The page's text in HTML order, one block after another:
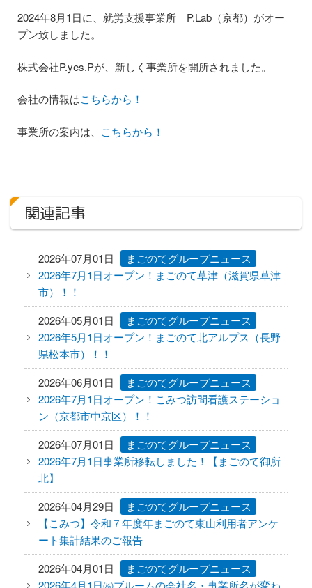
訪問介護のサービス提供までの流れ
訪問看護
訪問看護のサービス提供までの流れ
通所介護(デイサービス)
ケアプラン作成までの流れ
介護タクシー
まごのてグループが目指すもの
まごのてFCで夢を叶える
開業までの流れ
フランチャイズ募集要項
ニュース
FC加盟店様向け資料
お問い合わせ
2024年8月1日に、就労支援事業所 P.Lab（京都）がオー
プン致しました。
株式会社P.yes.Pが、新しく事業所を開所されました。
会社の情報はこちらから！
事業所の案内は、 こちらから！
関連記事
2026年07月01日
まごのてグループニュース
2026年7月1日オープン！まごのて草津（滋賀県草津
市）！！
2026年05月01日
まごのてグループニュース
2026年5月1日オープン！まごのて北アルプス（長野
県松本市）！！
2026年06月01日
まごのてグループニュース
2026年7月1日オープン！こみつ訪問看護ステーショ
ン（京都市中京区）！！
2026年07月01日
まごのてグループニュース
2026年7月1日事業所移転しました！【まごのて御所
北】
2026年04月29日
まごのてグループニュース
【こみつ】令和７年度年まごのて東山利用者アンケ
ート集計結果のご報告
2026年04月01日
まごのてグループニュース